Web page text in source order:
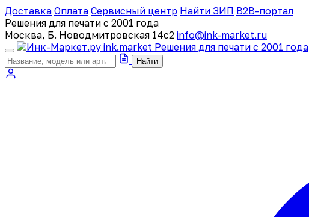
Доставка Оплата Сервисный центр Найти ЗИП B2B-портал
Решения для печати с 2001 года
Москва, Б. Новодмитровская 14с2 info@ink-market.ru
ink.market Решения для печати с 2001 года
Найти